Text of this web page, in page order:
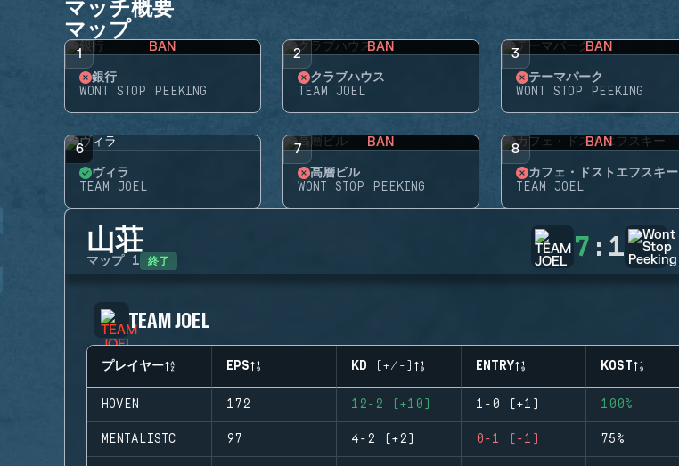
マッチ概要
マップ
1 BAN
銀行
WONT STOP PEEKING
2 BAN
クラブハウス
TEAM JOEL
3 BAN
テーマパーク
WONT STOP PEEKING
6
ヴィラ
TEAM JOEL
7 BAN
高層ビル
WONT STOP PEEKING
8 BAN
カフェ・ドストエフスキー
TEAM JOEL
山荘
マップ 1 終了 7 : 1
TEAM JOEL
プレイヤー EPS KD (+/-) ENTRY KOST
HOVEN 172 12-2 (+10) 1-0 (+1) 100%
MENTALISTC 97 4-2 (+2) 0-1 (-1) 75%